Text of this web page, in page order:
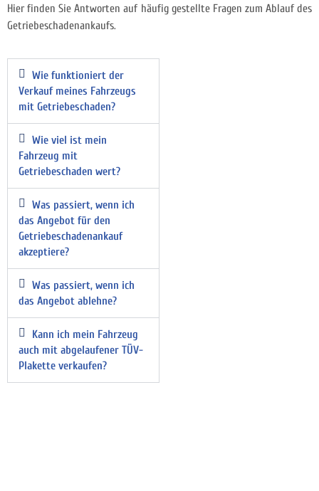
Hier finden Sie Antworten auf häufig gestellte Fragen zum Ablauf des
Getriebeschadenankaufs.
Wie funktioniert der
Verkauf meines Fahrzeugs
mit Getriebeschaden?
Wie viel ist mein
Fahrzeug mit
Getriebeschaden wert?
Was passiert, wenn ich
das Angebot für den
Getriebeschadenankauf
akzeptiere?
Was passiert, wenn ich
das Angebot ablehne?
Kann ich mein Fahrzeug
auch mit abgelaufener TÜV-
Plakette verkaufen?